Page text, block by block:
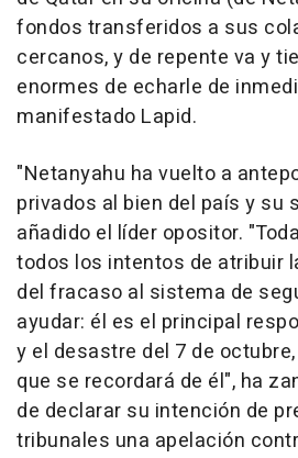
fondos transferidos a sus
cercanos, y de repente va y
enormes de echarle de
manifestado Lapid.
"Netanyahu ha vuelto a
privados al bien del país y su
añadido el líder opositor.
todos los intentos de atribuir
del fracaso al sistema de
ayudar: él es el principal
y el desastre del 7 de
que se recordará de él", ha
de declarar su intención de
tribunales una apelación